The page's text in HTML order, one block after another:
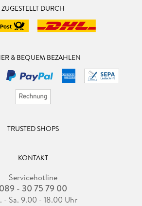
ZUGESTELLT DURCH
& BEQUEM BEZAHLEN
TRUSTED SHOPS
KONTAKT
Servicehotline
089 - 30 75 79 00
- Sa. 9.00 - 18.00 Uhr